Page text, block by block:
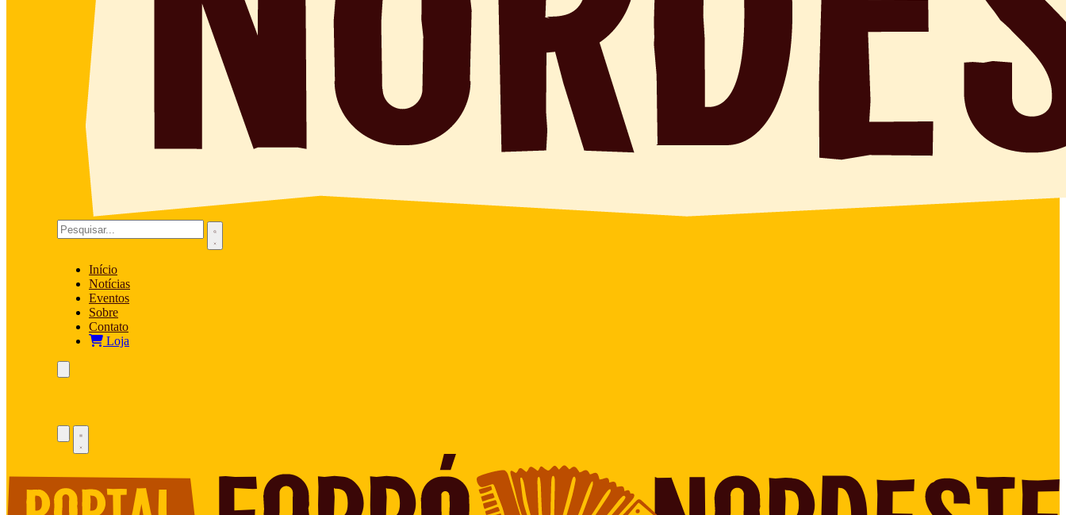
Início
Notícias
Eventos
Sobre
Contato
Loja